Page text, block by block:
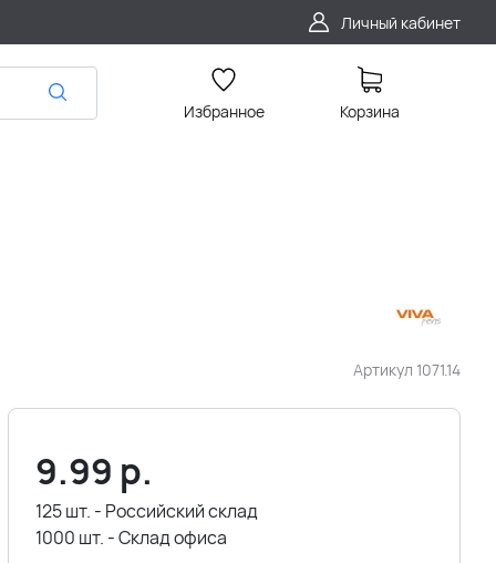
Личный кабинет
Избранное Корзина
Артикул 1071.14
9.99 р.
125 шт. - Российский склад
1000 шт. - Склад офиса